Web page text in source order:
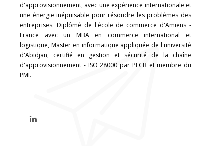
d'approvisionnement, avec une expérience internationale et
une énergie inépuisable pour résoudre les problèmes des
entreprises. Diplômé de l'école de commerce d'Amiens -
France avec un MBA en commerce international et
logistique, Master en informatique appliquée de l'université
d'Abidjan, certifié en gestion et sécurité de la chaîne
d'approvisionnement - ISO 28000 par PECB et membre du
PMI.